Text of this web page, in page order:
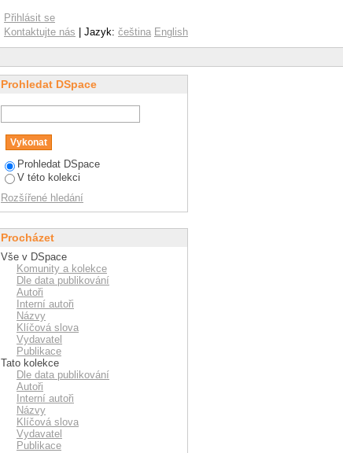
Přihlásit se
Kontaktujte nás | Jazyk: čeština English
Prohledat DSpace
Prohledat DSpace
V této kolekci
Rozšířené hledání
Procházet
Vše v DSpace
Komunity a kolekce
Dle data publikování
Autoři
Interní autoři
Názvy
Klíčová slova
Vydavatel
Publikace
Tato kolekce
Dle data publikování
Autoři
Interní autoři
Názvy
Klíčová slova
Vydavatel
Publikace